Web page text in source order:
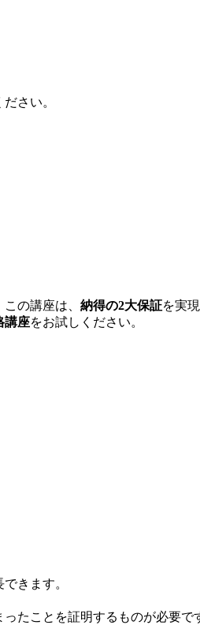
さい。
の講座は、 納得の2大保証を実
講座をお試しください。
きます。
たことを証明するものが必要で